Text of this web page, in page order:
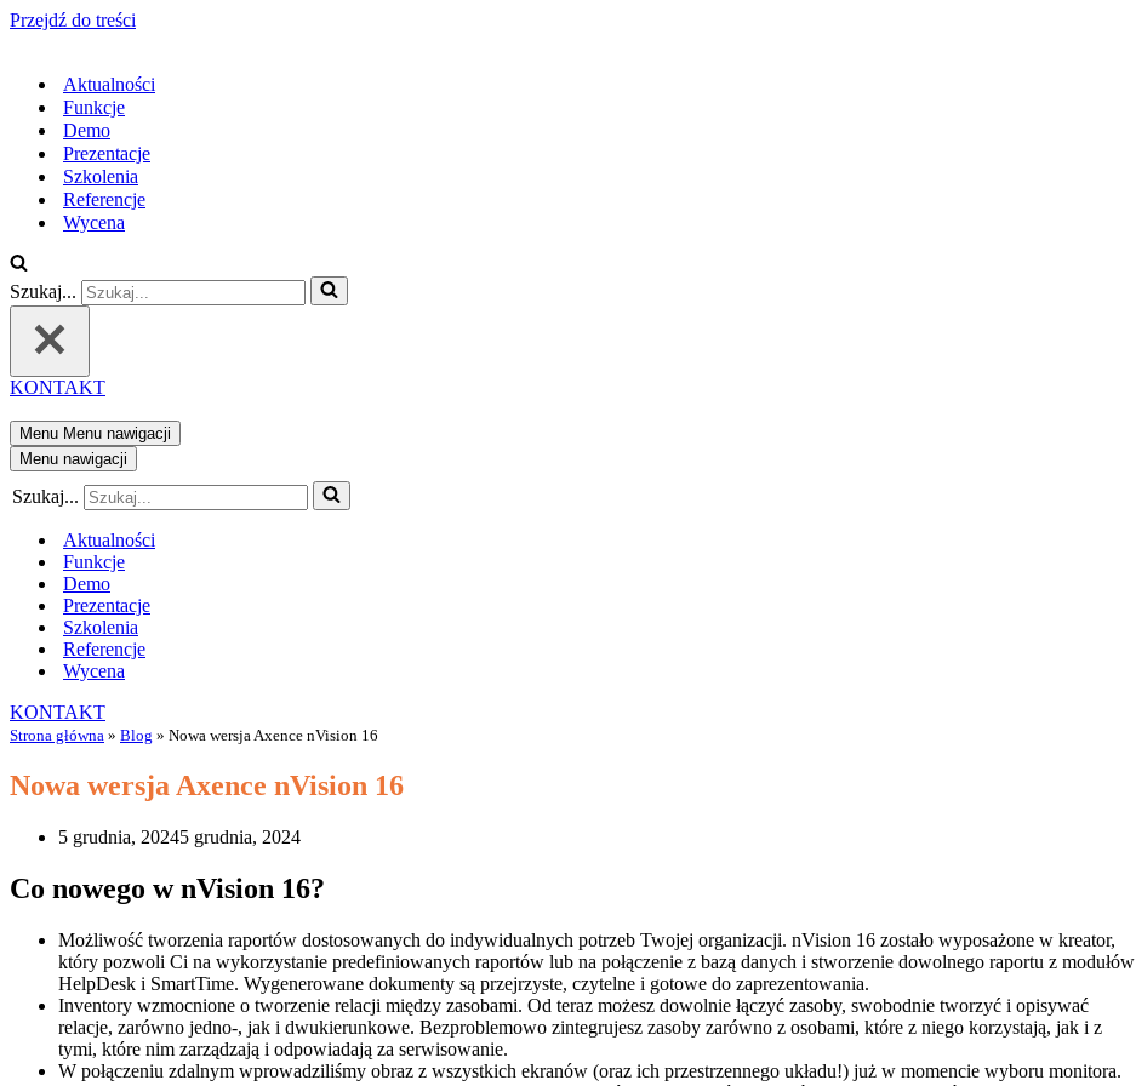
Przejdź do treści
Aktualności
Funkcje
Demo
Prezentacje
Szkolenia
Referencje
Wycena
Szukaj...
KONTAKT
Menu Menu nawigacji
Menu nawigacji
Szukaj...
Aktualności
Funkcje
Demo
Prezentacje
Szkolenia
Referencje
Wycena
KONTAKT
Strona główna » Blog » Nowa wersja Axence nVision 16
Nowa wersja Axence nVision 16
5 grudnia, 20245 grudnia, 2024
Co nowego w nVision 16?
Możliwość tworzenia raportów dostosowanych do indywidualnych potrzeb Twojej organizacji. nVision 16 zostało wyposażone w kreator,
który pozwoli Ci na wykorzystanie predefiniowanych raportów lub na połączenie z bazą danych i stworzenie dowolnego raportu z modułów
HelpDesk i SmartTime. Wygenerowane dokumenty są przejrzyste, czytelne i gotowe do zaprezentowania.
Inventory wzmocnione o tworzenie relacji między zasobami. Od teraz możesz dowolnie łączyć zasoby, swobodnie tworzyć i opisywać
relacje, zarówno jedno-, jak i dwukierunkowe. Bezproblemowo zintegrujesz zasoby zarówno z osobami, które z niego korzystają, jak i z
tymi, które nim zarządzają i odpowiadają za serwisowanie.
W połączeniu zdalnym wprowadziliśmy obraz z wszystkich ekranów (oraz ich przestrzennego układu!) już w momencie wyboru monitora.